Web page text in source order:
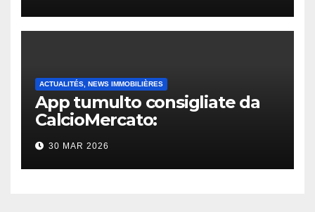
ACTUALITÉS, NEWS IMMOBILIÈRES
App tumulto consigliate da
CalcioMercato:
considerazione di gennaio
2026
30 MAR 2026